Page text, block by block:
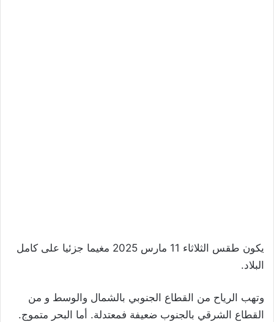
يكون طقس الثلاثاء 11 مارس 2025 مغيما جزئيا على كامل
البلاد.
وتهب الرياح من القطاع الجنوبي بالشمال والوسط و من
القطاع الشرقي بالجنوب ضعيفة فمعتدلة. أما البحر متموج.